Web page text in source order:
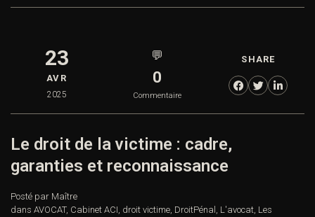
23
AVR
2025
💬
0
Commentaire
SHARE
Le droit de la victime : cadre,
garanties et reconnaissance
Posté par Maître
dans AVOCAT, Cabinet ACI, droit victime, DroitPénal , L'avocat, Les